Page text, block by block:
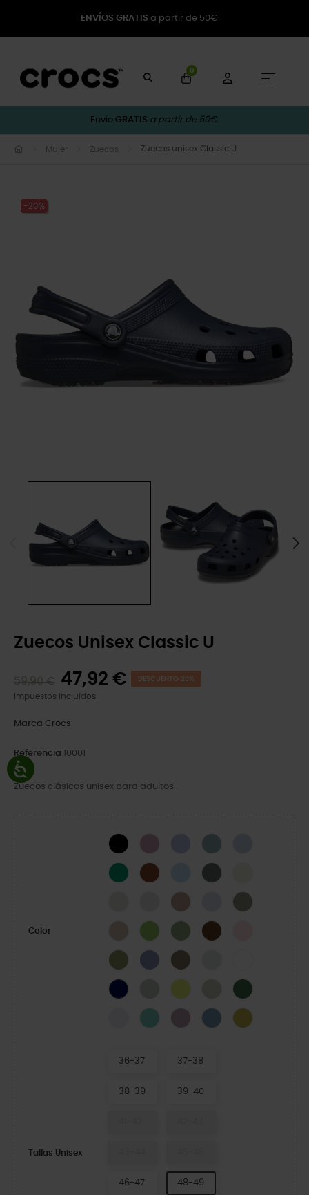
ENVÍOS GRATIS a partir de 50€
0
☰
Envío GRATIS a partir de 50€.
Mujer Zuecos Zuecos unisex Classic U
-20%
Zuecos Unisex Classic U
47,92 € DESCUENTO 20%
Impuestos incluidos
Marca Crocs
Referencia 10001
Zuecos clásicos unisex para adultos.
Color
Black HydrangeaMystic Purple
Pond
Green IvyCognac Blue FrostSlate Grey
Atmosphere
Latte Dreamscape
Elephant
Kiwi Moss-XCoffee
Army GreenBlue HazeTaupe
Navy Acidity Field Green
Grape IceRetro Dusty LilacAstro BlueMeadow
Tallas Unisex
36-37 37-38
38-39 39-40
46-47 48-49